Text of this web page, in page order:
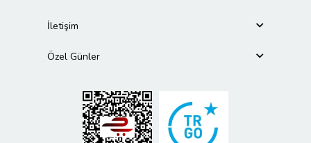
İletişim
Özel Günler